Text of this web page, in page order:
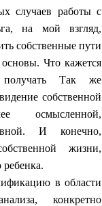
случаев работы с
на мой взгляд,
собственные пути
основы. Что кажется
Так же
собственной
осмысленной,
И конечно,
жизни,
в области
конкретно